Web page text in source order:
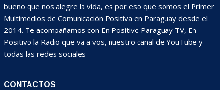
bueno que nos alegre la vida, es por eso que somos el Primer
Multimedios de Comunicación Positiva en Paraguay desde el
2014. Te acompañamos con En Positivo Paraguay TV, En
Positivo la Radio que va a vos, nuestro canal de YouTube y
todas las redes sociales
CONTACTOS